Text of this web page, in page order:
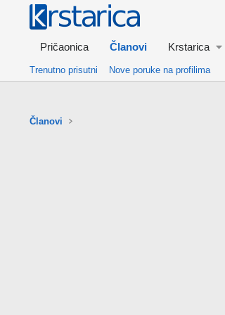
Pričaonica Članovi Krstarica
Trenutno prisutni Nove poruke na profilima
Članovi